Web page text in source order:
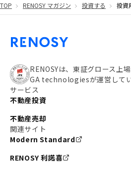
#都営大江戸線
#都営三田線 #
#私の資産ポートフォリオ
#わたしのリノベーションスト
#東京メトロ副都心線
#東京メトロ銀座線
#東京メトロ半蔵門線
TOP RENOSY マガジン 投資する 投資
RENOSYは、東証グロース上
GA technologiesが運営してい
サービス
不動産投資
不動産売却
関連サイト
Modern Standard
RENOSY 利諾喜